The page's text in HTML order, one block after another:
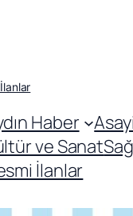
Haber
ve Sanat
İlanlar